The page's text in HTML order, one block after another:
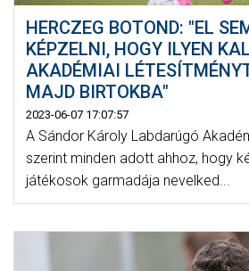
HERCZEG BOTOND: "EL
KÉPZELNI, HOGY ILYEN
AKADÉMIAI
MAJD BIRTOKBA"
2023-06-07 17:07:57
A Sándor Károly Labdarúgó
szerint minden adott ahhoz, hogy
játékosok garmadája nevelked...